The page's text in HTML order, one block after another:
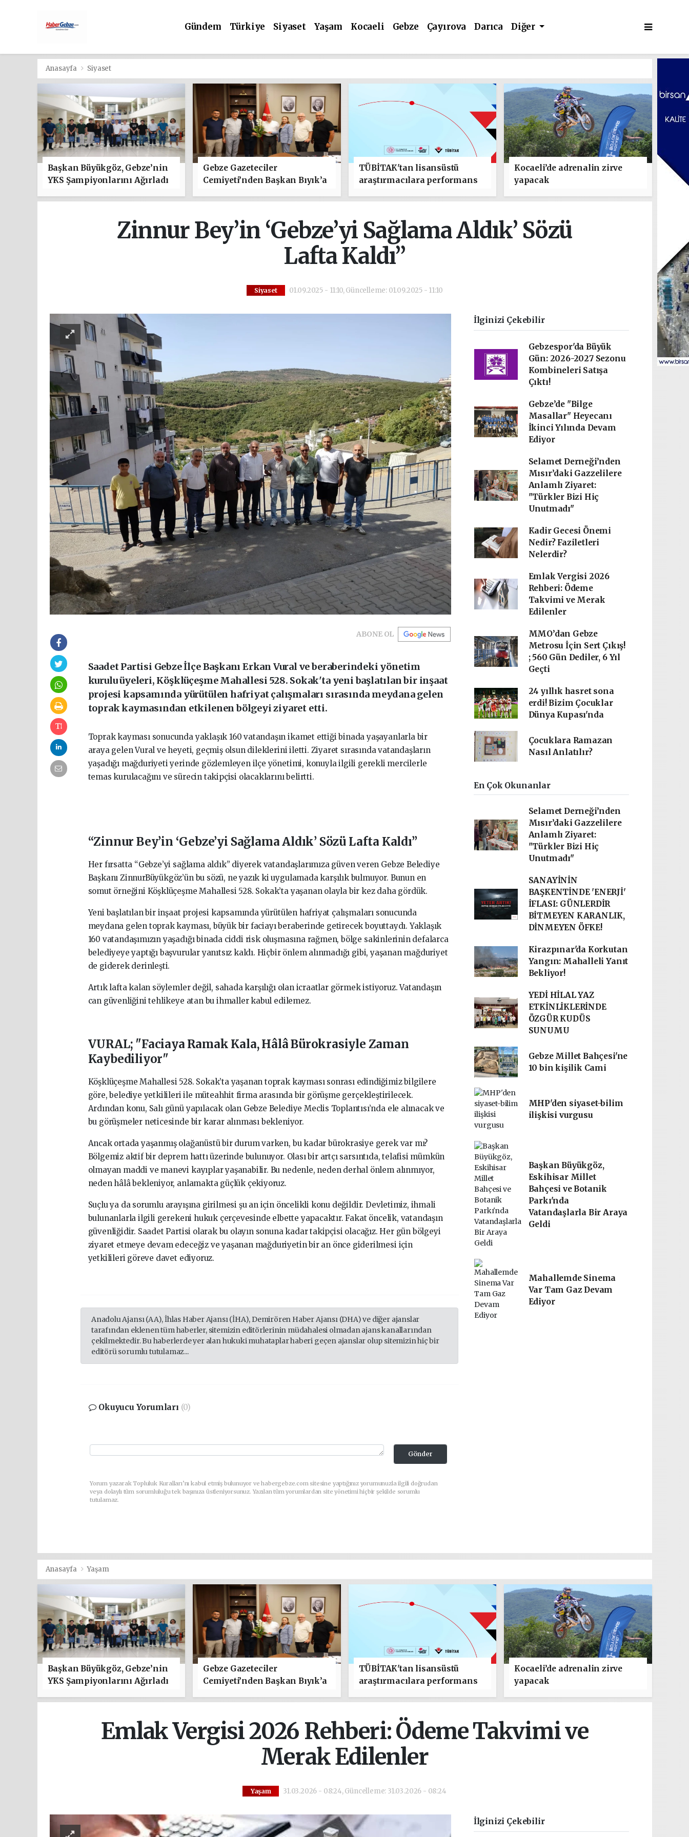
Gündem Türkiye Siyaset Yaşam Kocaeli Gebze Çayırova Darıca Diğer
Anasayfa Siyaset
Başkan Büyükgöz, Gebze’nin
YKS Şampiyonlarını Ağırladı
Gebze Gazeteciler
Cemiyeti’nden Başkan Bıyık’a
TÜBİTAK'tan lisansüstü
araştırmacılara performans
Kocaeli’de adrenalin zirve
yapacak
Zinnur Bey’in ‘Gebze’yi Sağlama Aldık’ Sözü
Lafta Kaldı”
Siyaset 01.09.2025 - 11:10, Güncelleme: 01.09.2025 - 11:10
ABONE OL
Saadet Partisi Gebze İlçe Başkanı Erkan Vural ve beraberindeki yönetim
kurulu üyeleri, Köşklüçeşme Mahallesi 528. Sokak'ta yeni başlatılan bir inşaat
projesi kapsamında yürütülen hafriyat çalışmaları sırasında meydana gelen
toprak kaymasından etkilenen bölgeyi ziyaret etti.
Toprak kayması sonucunda yaklaşık 160 vatandaşın ikamet ettiği binada yaşayanlarla bir
araya gelen Vural ve heyeti, geçmiş olsun dileklerini iletti. Ziyaret sırasında vatandaşların
yaşadığı mağduriyeti yerinde gözlemleyen ilçe yönetimi, konuyla ilgili gerekli mercilerle
temas kurulacağını ve sürecin takipçisi olacaklarını belirtti.
“Zinnur Bey’in ‘Gebze’yi Sağlama Aldık’ Sözü Lafta Kaldı”
Her fırsatta “Gebze’yi sağlama aldık” diyerek vatandaşlarımıza güven veren Gebze Belediye
Başkanı ZinnurBüyükgöz’ün bu sözü, ne yazık ki uygulamada karşılık bulmuyor. Bunun en
somut örneğini Köşklüçeşme Mahallesi 528. Sokak’ta yaşanan olayla bir kez daha gördük.
Yeni başlatılan bir inşaat projesi kapsamında yürütülen hafriyat çalışmaları sonucunda
meydana gelen toprak kayması, büyük bir faciayı beraberinde getirecek boyuttaydı. Yaklaşık
160 vatandaşımızın yaşadığı binada ciddi risk oluşmasına rağmen, bölge sakinlerinin defalarca
belediyeye yaptığı başvurular yanıtsız kaldı. Hiçbir önlem alınmadığı gibi, yaşanan mağduriyet
de giderek derinleşti.
Artık lafta kalan söylemler değil, sahada karşılığı olan icraatlar görmek istiyoruz. Vatandaşın
can güvenliğini tehlikeye atan bu ihmaller kabul edilemez.
VURAL; "Faciaya Ramak Kala, Hâlâ Bürokrasiyle Zaman
Kaybediliyor"
Köşklüçeşme Mahallesi 528. Sokak’ta yaşanan toprak kayması sonrası edindiğimiz bilgilere
göre, belediye yetkilileri ile müteahhit firma arasında bir görüşme gerçekleştirilecek.
Ardından konu, Salı günü yapılacak olan Gebze Belediye Meclis Toplantısı’nda ele alınacak ve
bu görüşmeler neticesinde bir karar alınması bekleniyor.
Ancak ortada yaşanmış olağanüstü bir durum varken, bu kadar bürokrasiye gerek var mı?
Bölgemiz aktif bir deprem hattı üzerinde bulunuyor. Olası bir artçı sarsıntıda, telafisi mümkün
olmayan maddi ve manevi kayıplar yaşanabilir. Bu nedenle, neden derhal önlem alınmıyor,
neden hâlâ bekleniyor, anlamakta güçlük çekiyoruz.
Suçlu ya da sorumlu arayışına girilmesi şu an için öncelikli konu değildir. Devletimiz, ihmali
bulunanlarla ilgili gerekeni hukuk çerçevesinde elbette yapacaktır. Fakat öncelik, vatandaşın
güvenliğidir. Saadet Partisi olarak bu olayın sonuna kadar takipçisi olacağız. Her gün bölgeyi
ziyaret etmeye devam edeceğiz ve yaşanan mağduriyetin bir an önce giderilmesi için
yetkilileri göreve davet ediyoruz.
Anadolu Ajansı (AA), İhlas Haber Ajansı (İHA), Demirören Haber Ajansı (DHA) ve diğer ajanslar
tarafından eklenen tüm haberler, sitemizin editörlerinin müdahalesi olmadan ajans kanallarından
çekilmektedir. Bu haberlerde yer alan hukuki muhataplar haberi geçen ajanslar olup sitemizin hiç bir
editörü sorumlu tutulamaz...
Okuyucu Yorumları (0)
Gönder
Yorum yazarak Topluluk Kuralları’nı kabul etmiş bulunuyor ve habergebze.com sitesine yaptığınız yorumunuzla ilgili doğrudan
veya dolaylı tüm sorumluluğu tek başınıza üstleniyorsunuz. Yazılan tüm yorumlardan site yönetimi hiçbir şekilde sorumlu
tutulamaz.
İlginizi Çekebilir
Gebzespor'da Büyük
Gün: 2026-2027 Sezonu
Kombineleri Satışa
Çıktı!
Gebze’de "Bilge
Masallar" Heyecanı
İkinci Yılında Devam
Ediyor
Selamet Derneği’nden
Mısır’daki Gazzelilere
Anlamlı Ziyaret:
"Türkler Bizi Hiç
Unutmadı"
Kadir Gecesi Önemi
Nedir? Faziletleri
Nelerdir?
Emlak Vergisi 2026
Rehberi: Ödeme
Takvimi ve Merak
Edilenler
MMO’dan Gebze
Metrosu İçin Sert Çıkış!
; 560 Gün Dediler, 6 Yıl
Geçti
24 yıllık hasret sona
erdi! Bizim Çocuklar
Dünya Kupası'nda
Çocuklara Ramazan
Nasıl Anlatılır?
En Çok Okunanlar
Selamet Derneği’nden
Mısır’daki Gazzelilere
Anlamlı Ziyaret:
"Türkler Bizi Hiç
Unutmadı"
SANAYİNİN
BAŞKENTİNDE 'ENERJİ'
İFLASI: GÜNLERDİR
BİTMEYEN KARANLIK,
DİNMEYEN ÖFKE!
Kirazpınar'da Korkutan
Yangın: Mahalleli Yanıt
Bekliyor!
YEDİ HİLAL YAZ
ETKİNLİKLERİNDE
ÖZGÜR KUDÜS
SUNUMU
Gebze Millet Bahçesi'ne
10 bin kişilik Cami
MHP'den siyaset-bilim
ilişkisi vurgusu
Başkan Büyükgöz,
Eskihisar Millet
Bahçesi ve Botanik
Parkı'nda
Vatandaşlarla Bir Araya
Geldi
Mahallemde Sinema
Var Tam Gaz Devam
Ediyor
Anasayfa Yaşam
Başkan Büyükgöz, Gebze’nin
YKS Şampiyonlarını Ağırladı
Gebze Gazeteciler
Cemiyeti’nden Başkan Bıyık’a
TÜBİTAK'tan lisansüstü
araştırmacılara performans
Kocaeli’de adrenalin zirve
yapacak
Emlak Vergisi 2026 Rehberi: Ödeme Takvimi ve
Merak Edilenler
Yaşam 31.03.2026 - 08:24, Güncelleme: 31.03.2026 - 08:24
İlginizi Çekebilir